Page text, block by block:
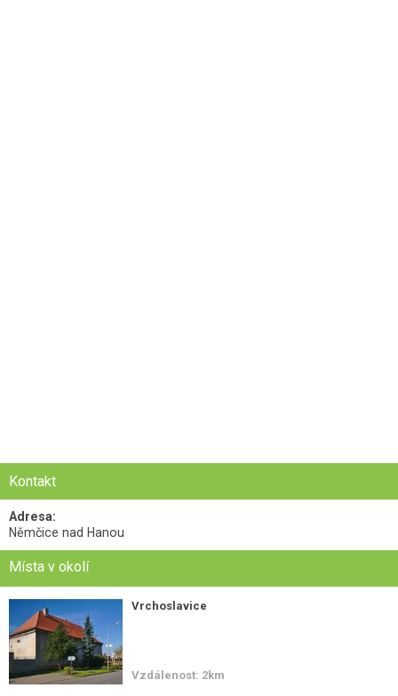
Kontakt
Adresa:
Němčice nad Hanou
Místa v okolí
Vrchoslavice
Vzdálenost: 2km